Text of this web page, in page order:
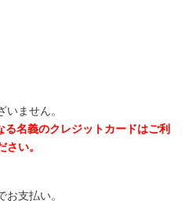
ません。
名義のクレジットカードはご利
い。
支払い。